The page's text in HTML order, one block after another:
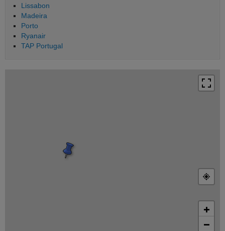
Lissabon
Madeira
Porto
Ryanair
TAP Portugal
+
−